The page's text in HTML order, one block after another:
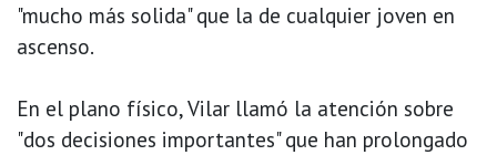
"mucho más solida" que la de cualquier joven en
ascenso.
En el plano físico, Vilar llamó la atención sobre
"dos decisiones importantes" que han prolongado